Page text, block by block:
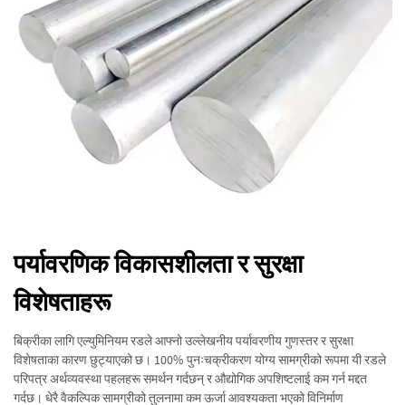
पर्यावरणिक विकासशीलता र सुरक्षा
विशेषताहरू
बिक्रीका लागि एल्युमिनियम रडले आफ्नो उल्लेखनीय पर्यावरणीय गुणस्तर र सुरक्षा
विशेषताका कारण छुट्याएको छ। 100% पुनःचक्रीकरण योग्य सामग्रीको रूपमा यी रडले
परिपत्र अर्थव्यवस्था पहलहरू समर्थन गर्दछन् र औद्योगिक अपशिष्टलाई कम गर्न मद्दत
गर्दछ। धेरै वैकल्पिक सामग्रीको तुलनामा कम ऊर्जा आवश्यकता भएको विनिर्माण